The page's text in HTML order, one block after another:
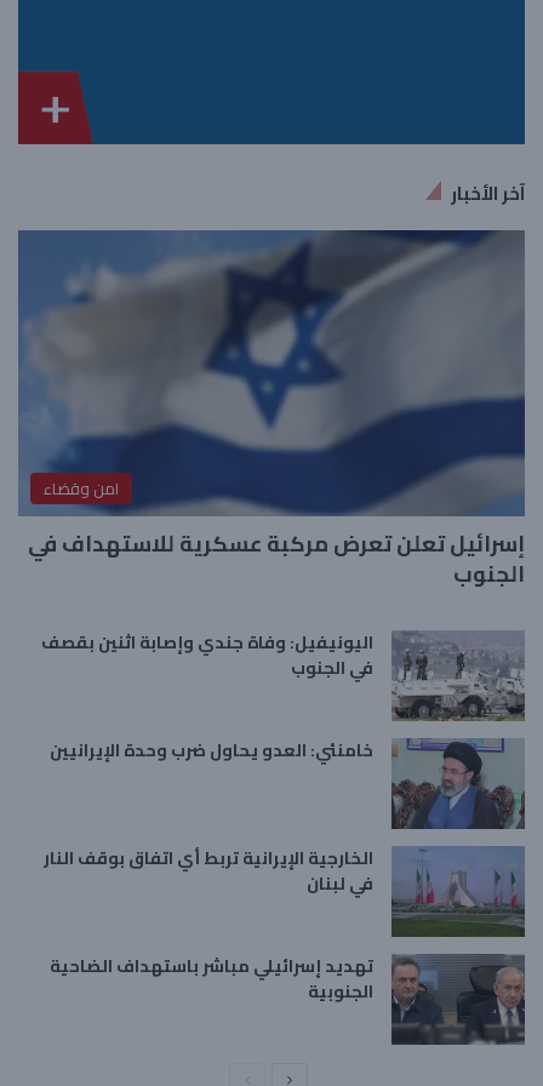
آخر الأخبار
امن وقضاء
إسرائيل تعلن تعرض مركبة عسكرية للاستهداف في
الجنوب
اليونيفيل: وفاة جندي وإصابة اثنين بقصف
في الجنوب
خامنئي: العدو يحاول ضرب وحدة الإيرانيين
الخارجية الإيرانية تربط أي اتفاق بوقف النار
في لبنان
تهديد إسرائيلي مباشر باستهداف الضاحية
الجنوبية